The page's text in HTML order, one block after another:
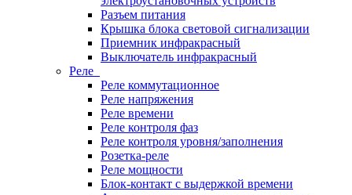
Разъем питания
Крышка блока световой сигнализации
Приемник инфракрасный
Выключатель инфракрасный
Реле
Реле коммутационное
Реле напряжения
Реле времени
Реле контроля фаз
Реле контроля уровня/заполнения
Розетка-реле
Реле мощности
Блок-контакт с выдержкой времени